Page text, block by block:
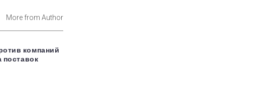
More from Author
компаний
поставок